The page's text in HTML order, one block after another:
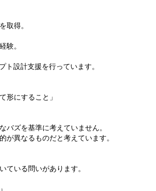
取得。
験。
ト設計支援を行っています。
形にすること」
バズを基準に考えていません。
が異なるものだと考えています。
ている問いがあります。